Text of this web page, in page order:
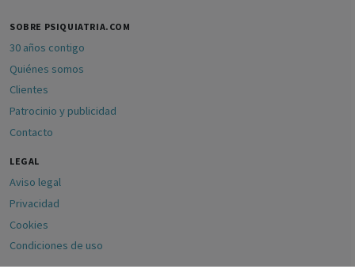
SOBRE PSIQUIATRIA.COM
30 años contigo
Quiénes somos
Clientes
Patrocinio y publicidad
Contacto
LEGAL
Aviso legal
Privacidad
Cookies
Condiciones de uso